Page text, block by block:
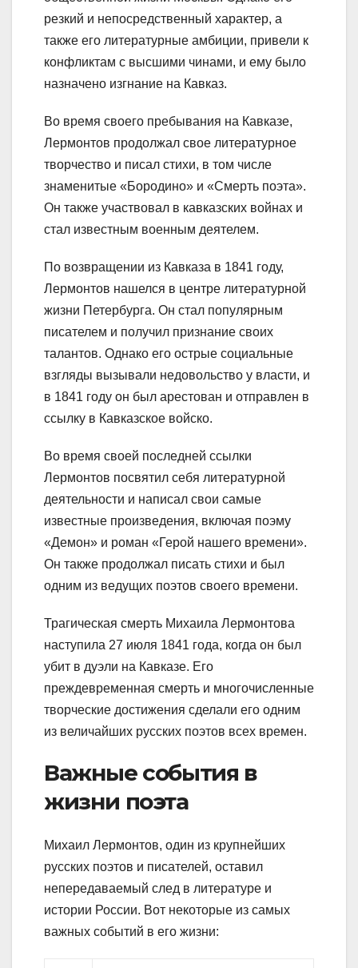
резкий и непосредственный характер, а
также его литературные амбиции, привели к
конфликтам с высшими чинами, и ему было
назначено изгнание на Кавказ.
Во время своего пребывания на Кавказе,
Лермонтов продолжал свое литературное
творчество и писал стихи, в том числе
знаменитые «Бородино» и «Смерть поэта».
Он также участвовал в кавказских войнах и
стал известным военным деятелем.
По возвращении из Кавказа в 1841 году,
Лермонтов нашелся в центре литературной
жизни Петербурга. Он стал популярным
писателем и получил признание своих
талантов. Однако его острые социальные
взгляды вызывали недовольство у власти, и
в 1841 году он был арестован и отправлен в
ссылку в Кавказское войско.
Во время своей последней ссылки
Лермонтов посвятил себя литературной
деятельности и написал свои самые
известные произведения, включая поэму
«Демон» и роман «Герой нашего времени».
Он также продолжал писать стихи и был
одним из ведущих поэтов своего времени.
Трагическая смерть Михаила Лермонтова
наступила 27 июля 1841 года, когда он был
убит в дуэли на Кавказе. Его
преждевременная смерть и многочисленные
творческие достижения сделали его одним
из величайших русских поэтов всех времен.
Важные события в
жизни поэта
Михаил Лермонтов, один из крупнейших
русских поэтов и писателей, оставил
непередаваемый след в литературе и
истории России. Вот некоторые из самых
важных событий в его жизни: